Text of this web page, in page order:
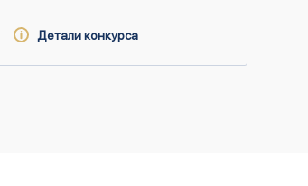
Детали конкурса